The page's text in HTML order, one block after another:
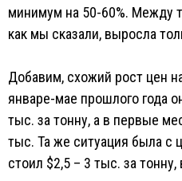
минимум на 50-60%. Между
как мы сказали, выросла
Добавим, схожий рост цен
январе-мае прошлого года
тыс. за тонну, а в первые
тыс. Та же ситуация была с
стоил $2,5 – 3 тыс. за